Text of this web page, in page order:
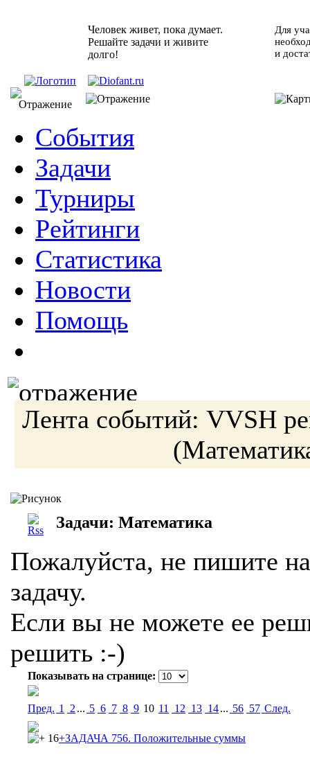
Человек живет, пока думает.
Решайте задачи и живите
долго!
Для
и
События
Задачи
Турниры
Рейтинги
Статистика
Новости
Помощь
Лента событий: VVSH
Задачи: Математика
Пожалуйста, не пишите
задачу.
Если вы не можете ее
решить :-)
Показывать на странице:
Пред. 1 2 ... 5 6 7 8 9 10 11 12 13 14... 56 57 Cлед.
16+ЗАДАЧА 756. Положительные суммы